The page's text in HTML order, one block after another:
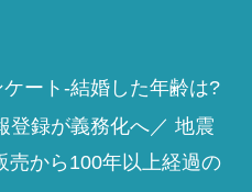
ート-結婚した年齢は?
登録が義務化へ／ 地震
売から100年以上経過の